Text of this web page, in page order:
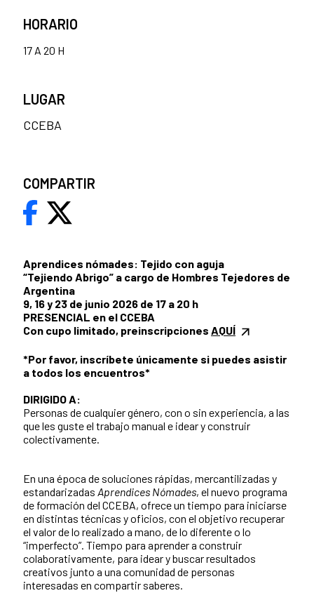
Aprendices nómades: Tejido con aguja
“Tejiendo Abrigo” a cargo de Hombres Tejedores de
Argentina
9, 16 y 23 de junio 2026 de 17 a 20 h
PRESENCIAL en el CCEBA
Con cupo limitado, preinscripciones AQUÍ
*Por favor, inscríbete únicamente si puedes asistir
a todos los encuentros*
DIRIGIDO A:
Personas de cualquier género, con o sin experiencia, a las
que les guste el trabajo manual e idear y construir
colectivamente.
En una época de soluciones rápidas, mercantilizadas y
estandarizadas Aprendices Nómades, el nuevo programa
de formación del CCEBA, ofrece un tiempo para iniciarse
en distintas técnicas y oficios, con el objetivo recuperar
el valor de lo realizado a mano, de lo diferente o lo
“imperfecto”. Tiempo para aprender a construir
colaborativamente, para idear y buscar resultados
creativos junto a una comunidad de personas
interesadas en compartir saberes.
HORARIO
17 A 20 H
LUGAR
CCEBA
COMPARTIR